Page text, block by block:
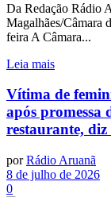
Da Redação Rádio
Magalhães/Câmara
feira A Câmara...
Leia mais
Vítima de
após promessa
restaurante,
por Rádio Aruanã
8 de julho de 2026
0